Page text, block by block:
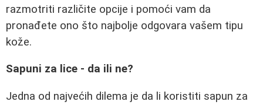
razmotriti različite opcije i pomoći vam da
pronađete ono što najbolje odgovara vašem tipu
kože.
Sapuni za lice - da ili ne?
Jedna od najvećih dilema je da li koristiti sapun za